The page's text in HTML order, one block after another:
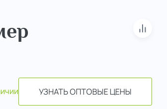
В
УЗНАТЬ ОПТОВЫЕ ЦЕНЫ